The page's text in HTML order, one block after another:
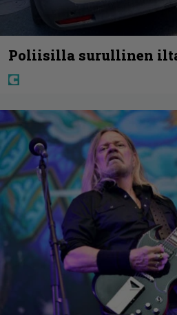
Poliisilla surullinen